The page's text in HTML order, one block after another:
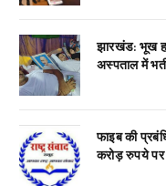
झारखंड: भूख
अस्पताल में
फाइब की
करोड़ रुपये पर